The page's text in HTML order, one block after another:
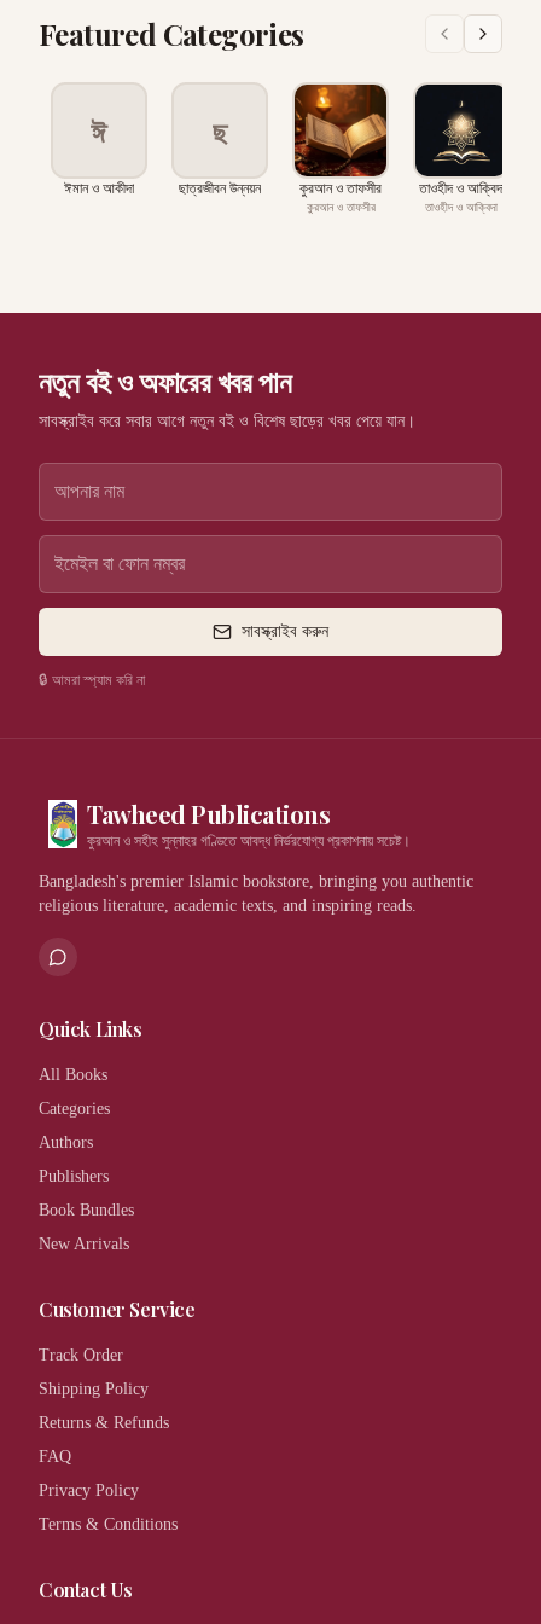
Featured Categories
ঈ
ঈমান ও আকীদা
ছ
ছাত্রজীবন উন্নয়ন কুরআন ও তাফসীর
কুরআন ও তাফসীর
তাওহীদ ও আক্বিদা
তাওহীদ ও আক্বিদা
নতুন বই ও অফারের খবর পান
সাবস্ক্রাইব করে সবার আগে নতুন বই ও বিশেষ ছাড়ের খবর পেয়ে যান।
সাবস্ক্রাইব করুন
🔒 আমরা স্প্যাম করি না
Tawheed Publications
কুরআন ও সহীহ সুন্নাহর গণ্ডিতে আবদ্ধ নির্ভরযোগ্য প্রকাশনায় সচেষ্ট।
Bangladesh's premier Islamic bookstore, bringing you authentic
religious literature, academic texts, and inspiring reads.
Quick Links
All Books
Categories
Authors
Publishers
Book Bundles
New Arrivals
Customer Service
Track Order
Shipping Policy
Returns & Refunds
FAQ
Privacy Policy
Terms & Conditions
Contact Us